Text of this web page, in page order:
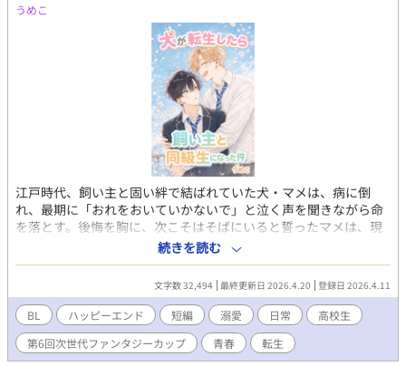
うめこ
江戸時代、飼い主と固い絆で結ばれていた犬・マメは、病に倒
れ、最期に「おれをおいていかないで」と泣く声を聞きながら命
を落とす。後悔を胸に、次こそはそばにいると誓ったマメは、現
代で乙津夏澄として転生。転校先で出会ったのは、かつての飼い
主の生まれ変わり・深見楪だった。しかし楪に前世の記憶はな
く、距離もどこかよそよそしい。めげない夏澄は、犬さながらの
まっすぐな愛情と距離感バグの猛アプローチでぐいぐい迫る。ク
ールで慎重な楪との温度差は広がるばかりだが、少しずつ二人の
関係にも変化が――！？前世主従なじれラブコメ、ここに開幕。
続きを読む
文字数 32,494 最終更新日 2026.4.20 登録日 2026.4.11
BL ハッピーエンド 短編 溺愛 日常
高校生
第6回次世代ファンタジーカップ
青春 転生